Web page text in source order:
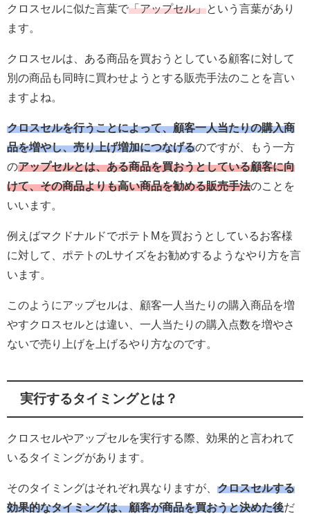
クロスセルに似た言葉で「アップセル」という言葉があり
ます。
クロスセルは、ある商品を買おうとしている顧客に対して
別の商品も同時に買わせようとする販売手法のことを言い
ますよね。
クロスセルを行うことによって、顧客一人当たりの購入商
品を増やし、売り上げ増加につなげるのですが、もう一方
のアップセルとは、ある商品を買おうとしている顧客に向
けて、その商品よりも高い商品を勧める販売手法のことを
いいます。
例えばマクドナルドでポテトMを買おうとしているお客様
に対して、ポテトのLサイズをお勧めするようなやり方を言
います。
このようにアップセルは、顧客一人当たりの購入商品を増
やすクロスセルとは違い、一人当たりの購入点数を増やさ
ないで売り上げを上げるやり方なのです。
実行するタイミングとは？
クロスセルやアップセルを実行する際、効果的と言われて
いるタイミングがあります。
そのタイミングはそれぞれ異なりますが、 クロスセルする
効果的なタイミングは、顧客が商品を買おうと決めた後だ